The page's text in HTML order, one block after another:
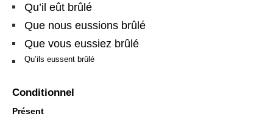
Qu’il eût brûlé
Que nous eussions brûlé
Que vous eussiez brûlé
Qu’ils eussent brûlé
Conditionnel
Présent